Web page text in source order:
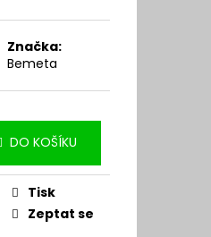
Značka:
Bemeta
DO KOŠÍKU
Tisk
Zeptat se